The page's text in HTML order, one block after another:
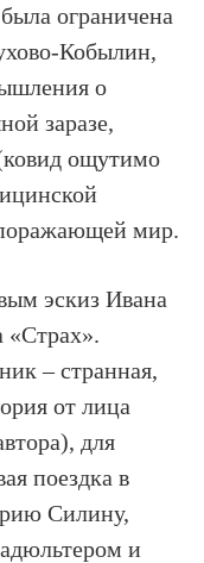
ограничена
Кобылин,
о
заразе,
ощутимо
мир.
эскиз Ивана
«Страх».
– странная,
от лица
для
поездка в
Силину,
и